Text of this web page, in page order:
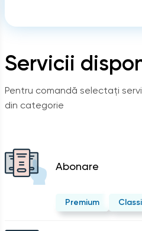
Servicii
Pentru comandă selectați
din categorie
Abonare
Premium